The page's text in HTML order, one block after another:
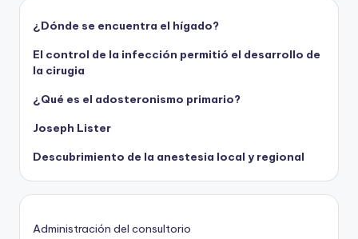
¿Dónde se encuentra el hígado?
El control de la infección permitió el desarrollo de
la cirugia
¿Qué es el adosteronismo primario?
Joseph Lister
Descubrimiento de la anestesia local y regional
Administración del consultorio